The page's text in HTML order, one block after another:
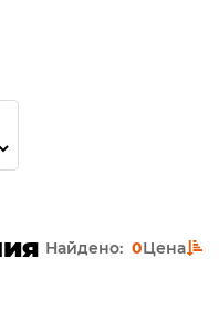
Найдено: 0Цена